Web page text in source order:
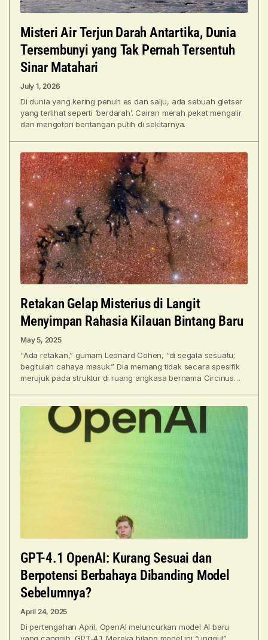
Misteri Air Terjun Darah Antartika, Dunia
Tersembunyi yang Tak Pernah Tersentuh
Sinar Matahari
July 1, 2026
Di dunia yang kering penuh es dan salju, ada sebuah gletser
yang terlihat seperti ‘berdarah’. Cairan merah pekat mengalir
dan mengotori bentangan putih di sekitarnya.
Retakan Gelap Misterius di Langit
Menyimpan Rahasia Kilauan Bintang Baru
May 5, 2025
“Ada retakan,” gumam Leonard Cohen, “di segala sesuatu;
begitulah cahaya masuk.” Dia memang tidak secara spesifik
merujuk pada struktur di ruang angkasa bernama Circinus
GPT-4.1 OpenAI: Kurang Sesuai dan
Berpotensi Berbahaya Dibanding Model
Sebelumnya?
April 24, 2025
Di pertengahan April, OpenAI meluncurkan model AI baru
yang canggih, GPT-4.1. Mereka bilang model ini “unggul”